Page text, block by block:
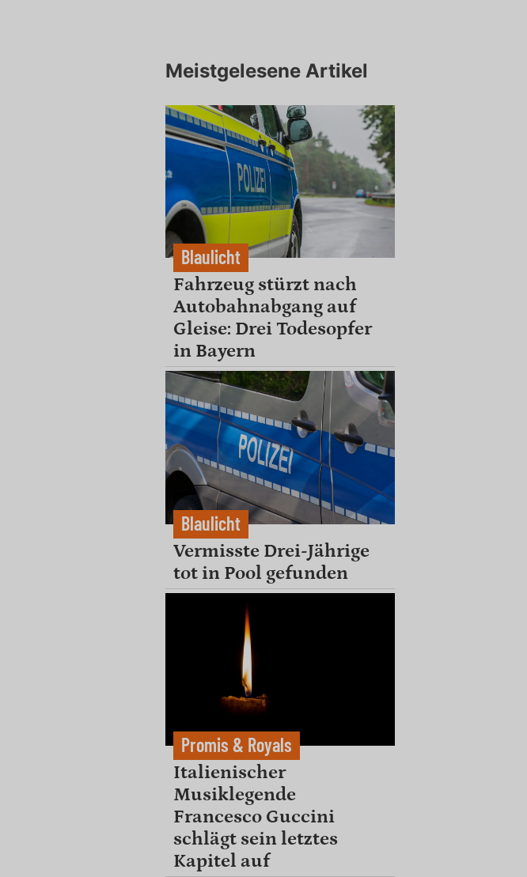
Meistgelesene Artikel
Blaulicht
Fahrzeug stürzt nach
Autobahnabgang auf
Gleise: Drei Todesopfer
in Bayern
Blaulicht
Vermisste Drei-Jährige
tot in Pool gefunden
Promis & Royals
Italienischer
Musiklegende
Francesco Guccini
schlägt sein letztes
Kapitel auf